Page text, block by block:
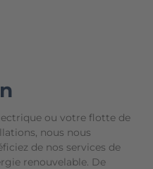
ou votre flotte de
nous nous
de nos services de
renouvelable. De